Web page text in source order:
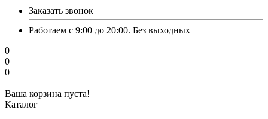
Заказать звонок
Работаем с 9:00 до 20:00. Без выходных
0
0
0
Ваша корзина пуста!
Каталог